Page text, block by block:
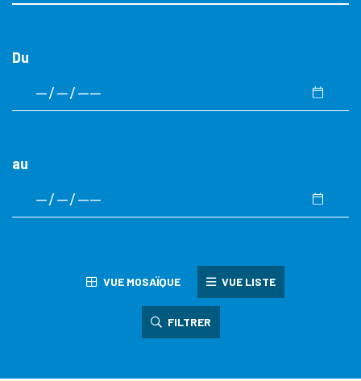
Du
au
VUE MOSAÏQUE VUE LISTE
FILTRER